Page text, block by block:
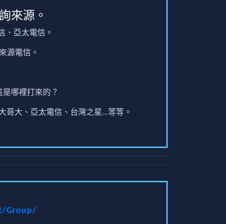
來源。
、亞太電信。
源電信。
哪裡打來的？
哥大、亞太電信、台灣之星...等等。
Group/